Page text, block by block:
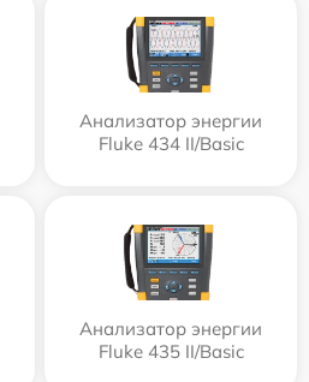
Анализатор энергии
Fluke 434 II/Basic
Анализатор энергии
Fluke 435 II/Basic